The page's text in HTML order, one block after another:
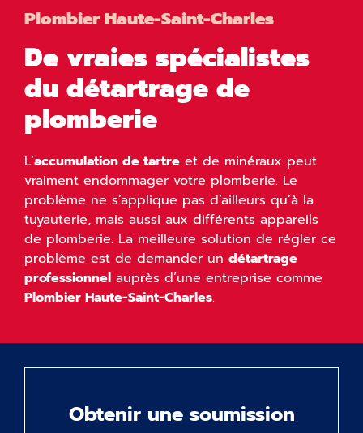
Obtenir une soumission
Plombier Haute-Saint-Charles
De vraies spécialistes
du détartrage de
plomberie
L’accumulation de tartre et de minéraux peut
vraiment endommager votre plomberie. Le
problème ne s’applique pas d’ailleurs qu’à la
tuyauterie, mais aussi aux différents appareils
de plomberie. La meilleure solution de régler ce
problème est de demander un détartrage
professionnel auprès d’une entreprise comme
Plombier Haute-Saint-Charles.